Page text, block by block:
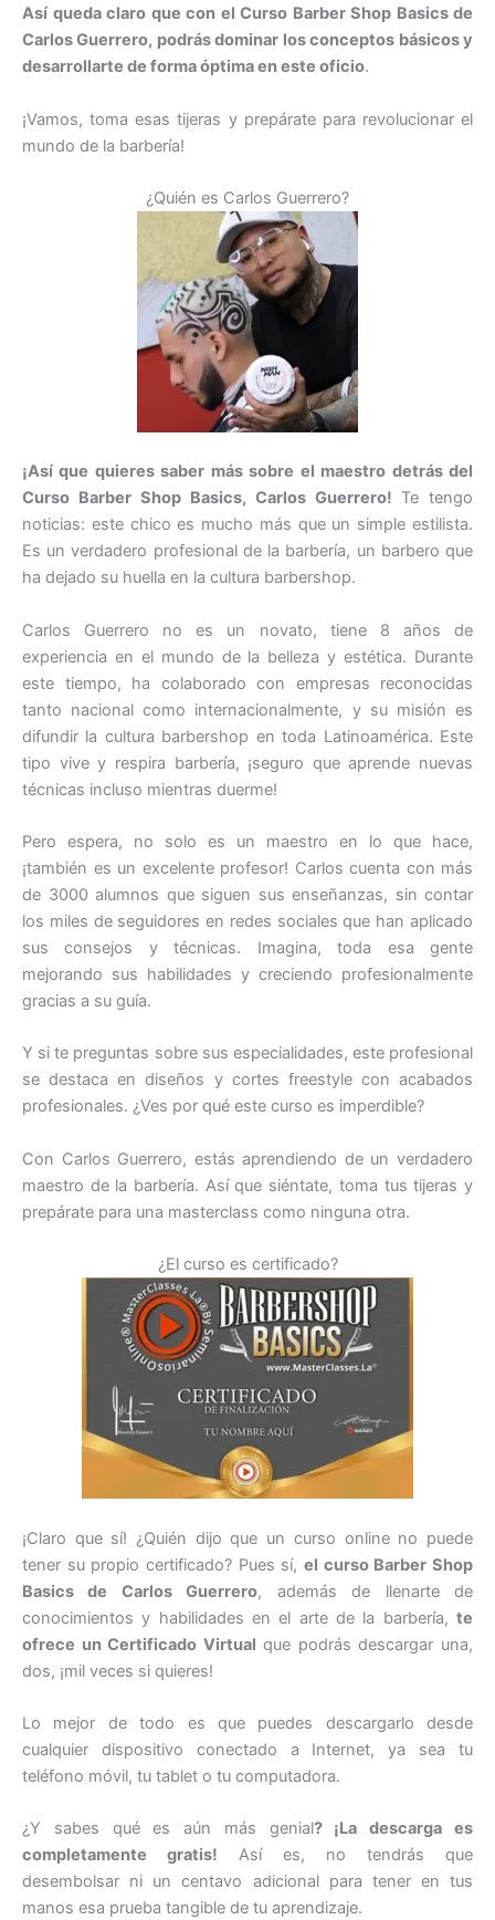
Así queda claro que con el Curso Barber Shop Basics de
Carlos Guerrero, podrás dominar los conceptos básicos y
desarrollarte de forma óptima en este oficio.
¡Vamos, toma esas tijeras y prepárate para revolucionar el
mundo de la barbería!
¿Quién es Carlos Guerrero?
¡Así que quieres saber más sobre el maestro detrás del
Curso Barber Shop Basics, Carlos Guerrero! Te tengo
noticias: este chico es mucho más que un simple estilista.
Es un verdadero profesional de la barbería, un barbero que
ha dejado su huella en la cultura barbershop.
Carlos Guerrero no es un novato, tiene 8 años de
experiencia en el mundo de la belleza y estética. Durante
este tiempo, ha colaborado con empresas reconocidas
tanto nacional como internacionalmente, y su misión es
difundir la cultura barbershop en toda Latinoamérica. Este
tipo vive y respira barbería, ¡seguro que aprende nuevas
técnicas incluso mientras duerme!
Pero espera, no solo es un maestro en lo que hace,
¡también es un excelente profesor! Carlos cuenta con más
de 3000 alumnos que siguen sus enseñanzas, sin contar
los miles de seguidores en redes sociales que han aplicado
sus consejos y técnicas. Imagina, toda esa gente
mejorando sus habilidades y creciendo profesionalmente
gracias a su guía.
Y si te preguntas sobre sus especialidades, este profesional
se destaca en diseños y cortes freestyle con acabados
profesionales. ¿Ves por qué este curso es imperdible?
Con Carlos Guerrero, estás aprendiendo de un verdadero
maestro de la barbería. Así que siéntate, toma tus tijeras y
prepárate para una masterclass como ninguna otra.
¿El curso es certificado?
¡Claro que sí! ¿Quién dijo que un curso online no puede
tener su propio certificado? Pues sí, el curso Barber Shop
Basics de Carlos Guerrero, además de llenarte de
conocimientos y habilidades en el arte de la barbería, te
ofrece un Certificado Virtual que podrás descargar una,
dos, ¡mil veces si quieres!
Lo mejor de todo es que puedes descargarlo desde
cualquier dispositivo conectado a Internet, ya sea tu
teléfono móvil, tu tablet o tu computadora.
¿Y sabes qué es aún más genial? ¡La descarga es
completamente gratis! Así es, no tendrás que
desembolsar ni un centavo adicional para tener en tus
manos esa prueba tangible de tu aprendizaje.